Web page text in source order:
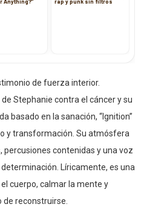
Anything?”
rap y punk sin filtros
de fuerza interior.
Stephanie contra el cáncer y su
basado en la sanación, “Ignition”
y transformación. Su atmósfera
contenidas y una voz
Líricamente, es una
cuerpo, calmar la mente y
de reconstruirse.